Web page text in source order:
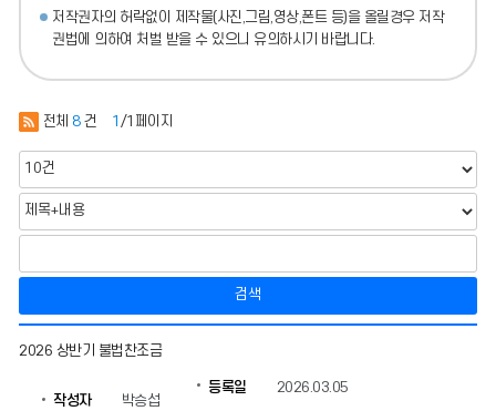
저작권자의 허락없이 제작물(사진,그림,영상,폰트 등)을 올릴경우 저작
권법에 의하여 처벌 받을 수 있으니 유의하시기 바랍니다.
전체 8 건 1 /1페이지
검색
탁
2026 상반기 불법찬조금
작성자 박승섭
등록일 2026.03.05